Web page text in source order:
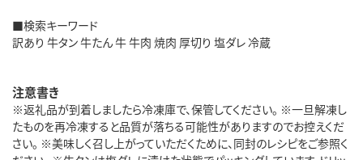
■検索キーワード
訳あり 牛タン 牛たん 牛 牛肉 焼肉 厚切り 塩ダレ 冷蔵
注意書き
※返礼品が到着しましたら冷凍庫で、保管してください。 ※一旦解凍し
たものを再冷凍すると品質が落ちる可能性がありますのでお控えくだ
さい。 ※美味しく召し上がっていただくために、同封のレシピをご参照く